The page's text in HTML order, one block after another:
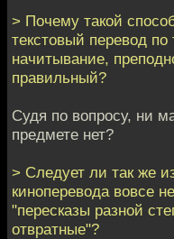
> Почему такой
текстовый перевод
начитывание,
правильный?
Судя по вопросу, ни
предмете нет?
> Следует ли так же
киноперевода вовсе
"пересказы разной
отвратные"?